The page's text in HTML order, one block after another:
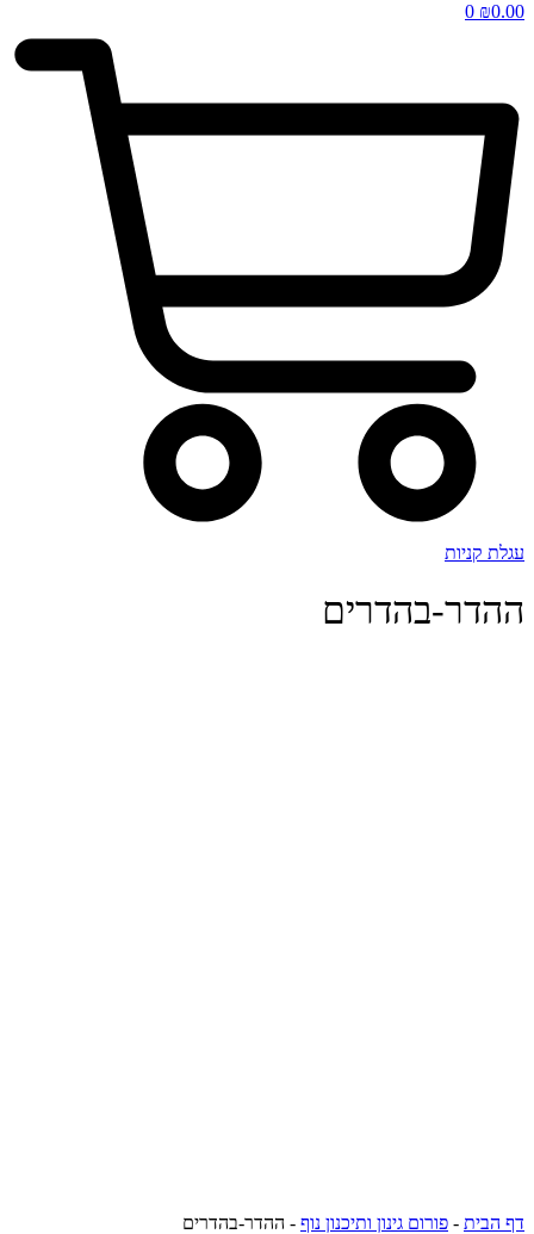
₪0.00
0
עגלת קניות
ההדר-בהדרים
דף הבית - פורום גינון ותיכנון נוף - ההדר-בהדרים